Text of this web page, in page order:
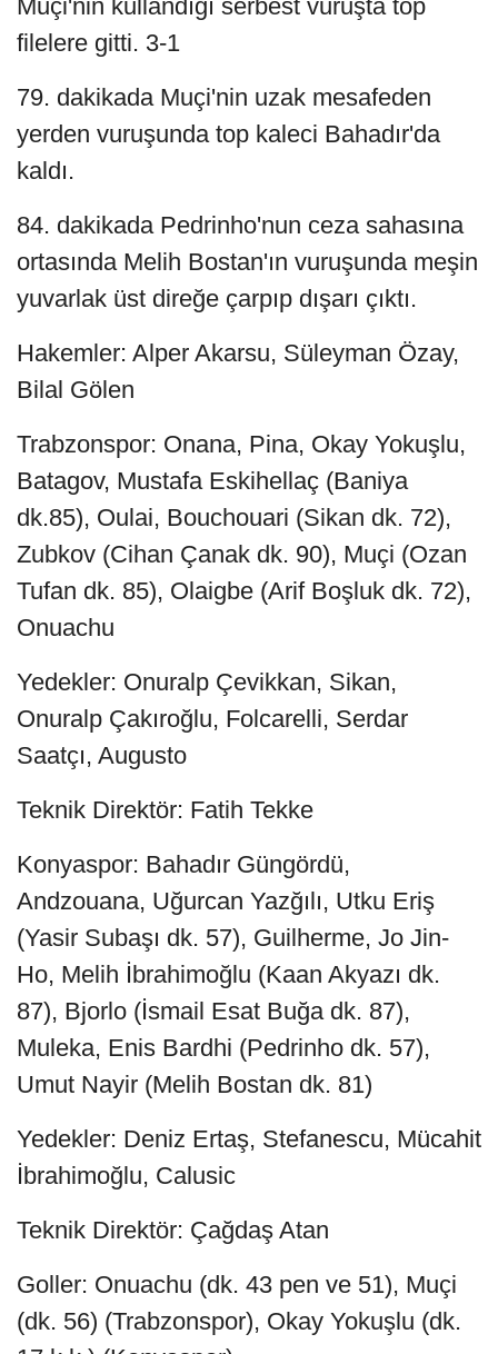
Muçi'nin kullandığı serbest vuruşta top
filelere gitti. 3-1
79. dakikada Muçi'nin uzak mesafeden
yerden vuruşunda top kaleci Bahadır'da
kaldı.
84. dakikada Pedrinho'nun ceza sahasına
ortasında Melih Bostan'ın vuruşunda meşin
yuvarlak üst direğe çarpıp dışarı çıktı.
Hakemler: Alper Akarsu, Süleyman Özay,
Bilal Gölen
Trabzonspor: Onana, Pina, Okay Yokuşlu,
Batagov, Mustafa Eskihellaç (Baniya
dk.85), Oulai, Bouchouari (Sikan dk. 72),
Zubkov (Cihan Çanak dk. 90), Muçi (Ozan
Tufan dk. 85), Olaigbe (Arif Boşluk dk. 72),
Onuachu
Yedekler: Onuralp Çevikkan, Sikan,
Onuralp Çakıroğlu, Folcarelli, Serdar
Saatçı, Augusto
Teknik Direktör: Fatih Tekke
Konyaspor: Bahadır Güngördü,
Andzouana, Uğurcan Yazğılı, Utku Eriş
(Yasir Subaşı dk. 57), Guilherme, Jo Jin-
Ho, Melih İbrahimoğlu (Kaan Akyazı dk.
87), Bjorlo (İsmail Esat Buğa dk. 87),
Muleka, Enis Bardhi (Pedrinho dk. 57),
Umut Nayir (Melih Bostan dk. 81)
Yedekler: Deniz Ertaş, Stefanescu, Mücahit
İbrahimoğlu, Calusic
Teknik Direktör: Çağdaş Atan
Goller: Onuachu (dk. 43 pen ve 51), Muçi
(dk. 56) (Trabzonspor), Okay Yokuşlu (dk.